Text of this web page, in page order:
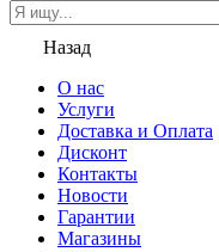
Назад
О нас
Услуги
Доставка и Оплата
Дисконт
Контакты
Новости
Гарантии
Магазины